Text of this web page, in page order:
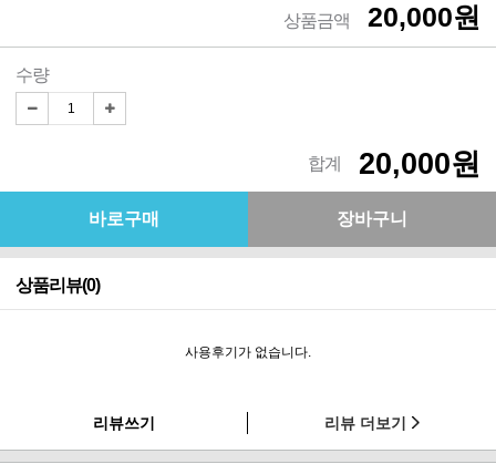
상품금액 20,000원
수량
20,000원
합계
상품리뷰(0)
사용후기가 없습니다.
리뷰쓰기 리뷰 더보기